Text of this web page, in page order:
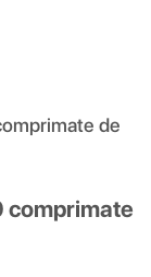
de
comprimate